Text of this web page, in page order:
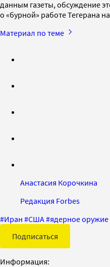
данным газеты, обсуждение
о «бурной» работе Тегерана
Материал по теме
Анастасия Корочкина
Редакция Forbes
#Иран #США#ядерное оружие
Подписаться
Информация: